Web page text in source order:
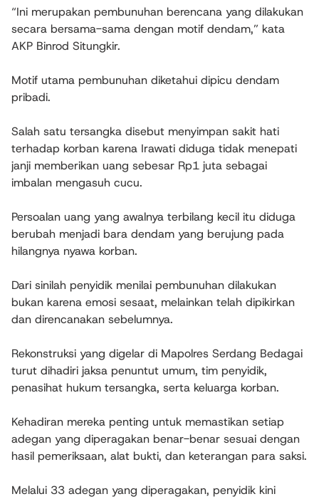
“Ini merupakan pembunuhan berencana yang dilakukan
secara bersama-sama dengan motif dendam,” kata
AKP Binrod Situngkir.
Motif utama pembunuhan diketahui dipicu dendam
pribadi.
Salah satu tersangka disebut menyimpan sakit hati
terhadap korban karena Irawati diduga tidak menepati
janji memberikan uang sebesar Rp1 juta sebagai
imbalan mengasuh cucu.
Persoalan uang yang awalnya terbilang kecil itu diduga
berubah menjadi bara dendam yang berujung pada
hilangnya nyawa korban.
Dari sinilah penyidik menilai pembunuhan dilakukan
bukan karena emosi sesaat, melainkan telah dipikirkan
dan direncanakan sebelumnya.
Rekonstruksi yang digelar di Mapolres Serdang Bedagai
turut dihadiri jaksa penuntut umum, tim penyidik,
penasihat hukum tersangka, serta keluarga korban.
Kehadiran mereka penting untuk memastikan setiap
adegan yang diperagakan benar-benar sesuai dengan
hasil pemeriksaan, alat bukti, dan keterangan para saksi.
Melalui 33 adegan yang diperagakan, penyidik kini